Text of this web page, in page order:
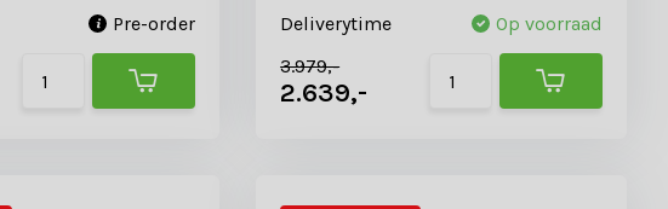
Pre-order
Deliverytime
Op voorraad
3.979,-
2.639,-